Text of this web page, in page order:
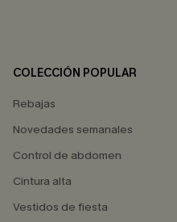
COLECCIÓN POPULAR
Rebajas
Novedades semanales
Control de abdomen
Cintura alta
Vestidos de fiesta